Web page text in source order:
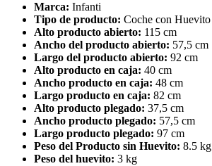
Marca: Infanti
Tipo de producto: Coche con Huevito
Alto producto abierto: 115 cm
Ancho del producto abierto: 57,5 cm
Largo del producto abierto: 92 cm
Alto producto en caja: 40 cm
Ancho producto en caja: 48 cm
Largo producto en caja: 82 cm
Alto producto plegado: 37,5 cm
Ancho producto plegado: 57,5 cm
Largo producto plegado: 97 cm
Peso del Producto sin Huevito: 8.5 kg
Peso del huevito: 3 kg